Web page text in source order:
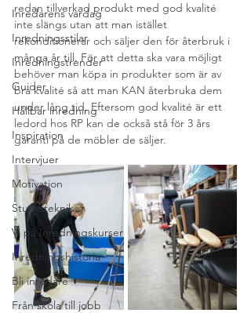
Inredarens vardag
Inredningsstilar
Inredningstrender
Guider
Hållbar inredning
Inspiration
Intervjuer
Motivation
Studieteknik
Vi på Inredningskurser
Inredningshistoria
Bli inredare
Från skola till jobb
redan tillverkad produkt med god kvalité
inte slängs utan att man istället
rekonditionerar och säljer den för återbruk i
många år till. För att detta ska vara möjligt
behöver man köpa in produkter som är av
bra kvalité så att man KAN återbruka dem
under lång tid. Eftersom god kvalité är ett
ledord hos RP kan de också stå för 3 års
garanti på de möbler de säljer.